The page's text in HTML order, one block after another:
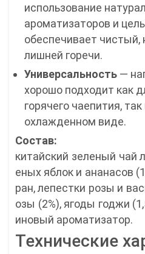
использование
ароматизаторов и
обеспечивает
лишней горечи.
Универсальность —
хорошо подходит как
горячего чаепития,
охлажденном виде.
Состав:
китайский зеленый чай
еных яблок и ананасов
ран, лепестки розы и
озы (2%), ягоды годжи
иновый ароматизатор.
Технические